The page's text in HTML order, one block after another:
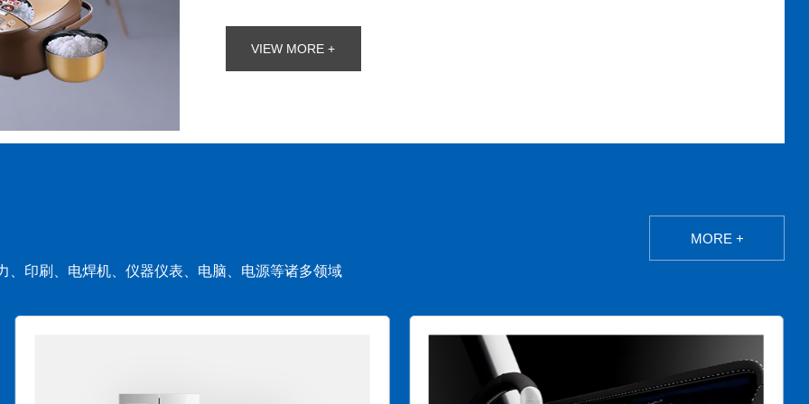
VIEW MORE +
印刷、电焊机、仪器仪表、电脑、电源等诸多领域
MORE +